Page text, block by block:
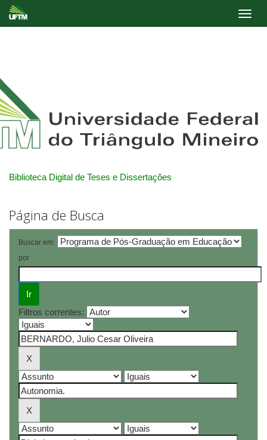
Biblioteca Digital de Teses e Dissertações
Página de Busca
Buscar em:
por
Filtros correntes: